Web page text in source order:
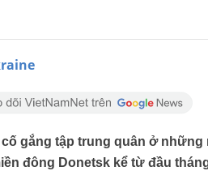
gắng tập trung quân ở những
đông Donetsk kể từ đầu